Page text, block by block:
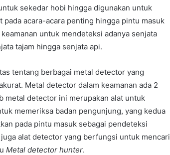
sekedar hobi hingga digunakan untuk
acara-acara penting hingga pintu masuk
untuk mendeteksi adanya senjata
tajam hingga senjata api.
tentang berbagai metal detector yang
Metal detector dalam keamanan ada 2
metal detector ini merupakan alat untuk
memeriksa badan pengunjung, yang kedua
pada pintu masuk sebagai pendeteksi
alat detector yang berfungsi untuk mencari
Metal detector hunter.